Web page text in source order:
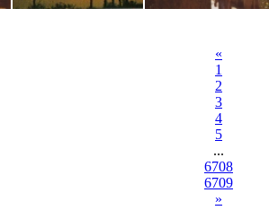
«
1
2
3
4
5
...
6708
6709
»